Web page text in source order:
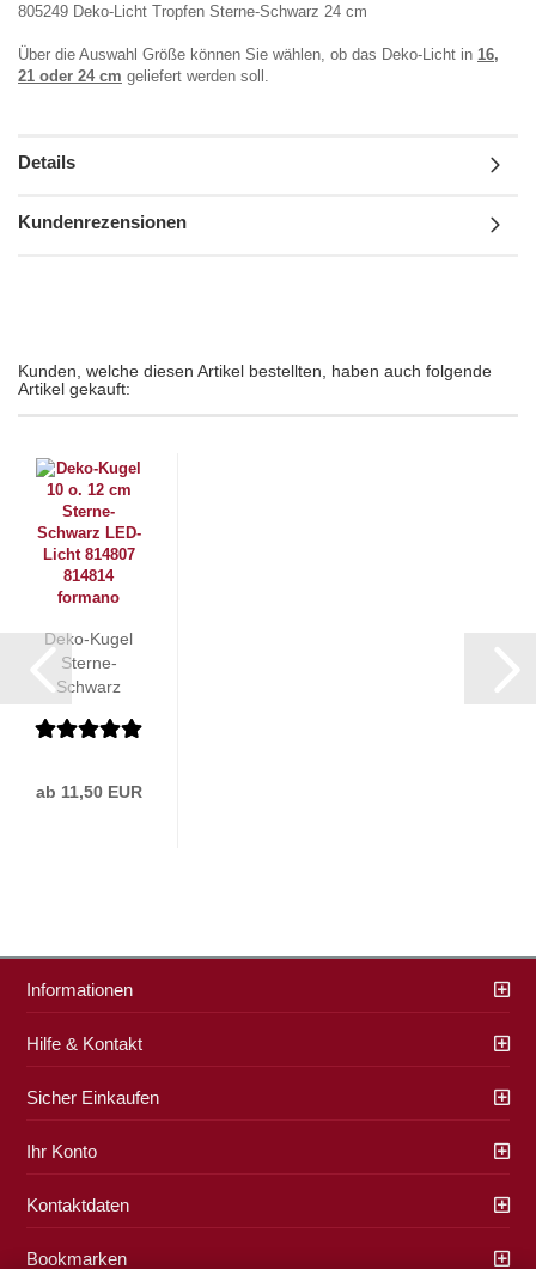
805249 Deko-Licht Tropfen Sterne-Schwarz 24 cm
Über die Auswahl Größe können Sie wählen, ob das Deko-Licht in 16,
21 oder 24 cm geliefert werden soll.
Details
Kundenrezensionen
Kunden, welche diesen Artikel bestellten, haben auch folgende
Artikel gekauft:
Deko-Kugel
Sterne-
Schwarz
formano...
ab 11,50 EUR
Informationen
Hilfe & Kontakt
Sicher Einkaufen
Ihr Konto
Kontaktdaten
Bookmarken